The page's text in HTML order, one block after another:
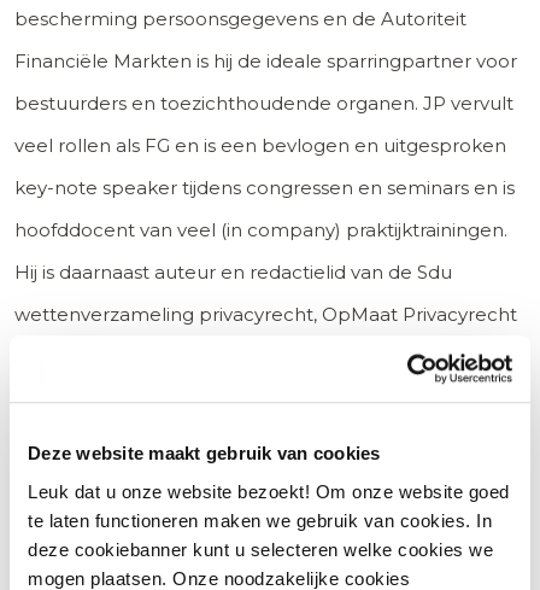
Deze website maakt gebruik van cookies
Leuk dat u onze website bezoekt! Om onze website goed
te laten functioneren maken we gebruik van cookies. In
deze cookiebanner kunt u selecteren welke cookies we
mogen plaatsen. Onze noodzakelijke cookies
bescherming persoonsgegevens en de Autoriteit
Financiële Markten is hij de ideale sparringpartner voor
bestuurders en toezichthoudende organen. JP vervult
veel rollen als FG en is een bevlogen en uitgesproken
key-note speaker tijdens congressen en seminars en is
hoofddocent van veel (in company) praktijktrainingen.
Hij is daarnaast auteur en redactielid van de Sdu
wettenverzameling privacyrecht, OpMaat Privacyrecht
Plus Sdu en Sdu Jurisprudentie Bescherming
Persoonsgegevens.
Bekijk LinkedIn profiel